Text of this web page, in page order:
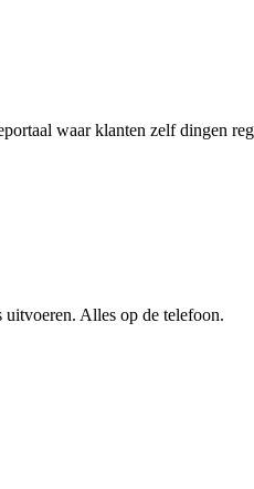
waar klanten zelf dingen
uitvoeren. Alles op de telefoon.